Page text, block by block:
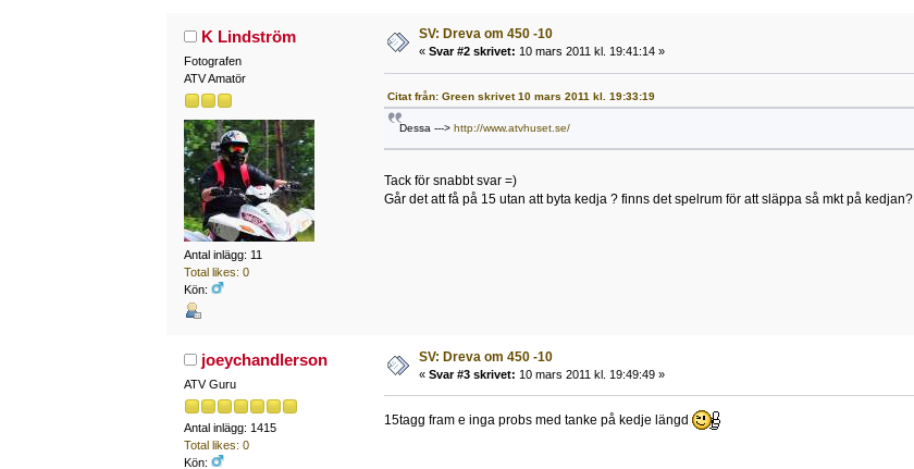
K Lindström
Fotografen
ATV Amatör
Antal inlägg: 11
Total likes: 0
Kön:
SV: Dreva om 450 -10
« Svar #2 skrivet: 10 mars 2011 kl. 19:41:14 »
Citat från: Green skrivet 10 mars 2011 kl. 19:33:19
Dessa ---> http://www.atvhuset.se/
Tack för snabbt svar =)
Går det att få på 15 utan att byta kedja ? finns det spelrum för att släppa så mkt på kedjan?
joeychandlerson
ATV Guru
Antal inlägg: 1415
Total likes: 0
Kön:
SV: Dreva om 450 -10
« Svar #3 skrivet: 10 mars 2011 kl. 19:49:49 »
15tagg fram e inga probs med tanke på kedje längd